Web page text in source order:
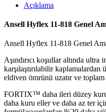
Açıklama
Ansell Hyflex 11-818 Genel
Ansell Hyflex 11-818 Genel
Aşındırıcı koşullar altında
karşılaştırılabilir
eldiven ömrünü uzatır ve
FORTIX™ daha ileri düzey
daha kuru eller ve daha az ter